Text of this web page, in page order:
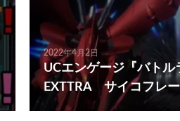
2022年4月2日
UCエンゲージ『バトル
EXTTRA サイコフレ